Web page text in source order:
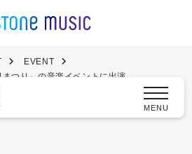
MENU
EVENT
つり」の音楽イベントに出演